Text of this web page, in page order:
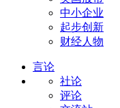
中小企业
起步创新
财经人物
言论
社论
评论